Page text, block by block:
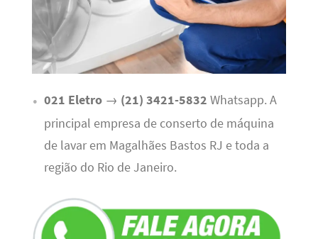
021 Eletro→ (21) 3421-5832 Whatsapp. A
principal empresa de conserto de máquina
de lavar em Magalhães Bastos RJ e toda a
região do Rio de Janeiro.